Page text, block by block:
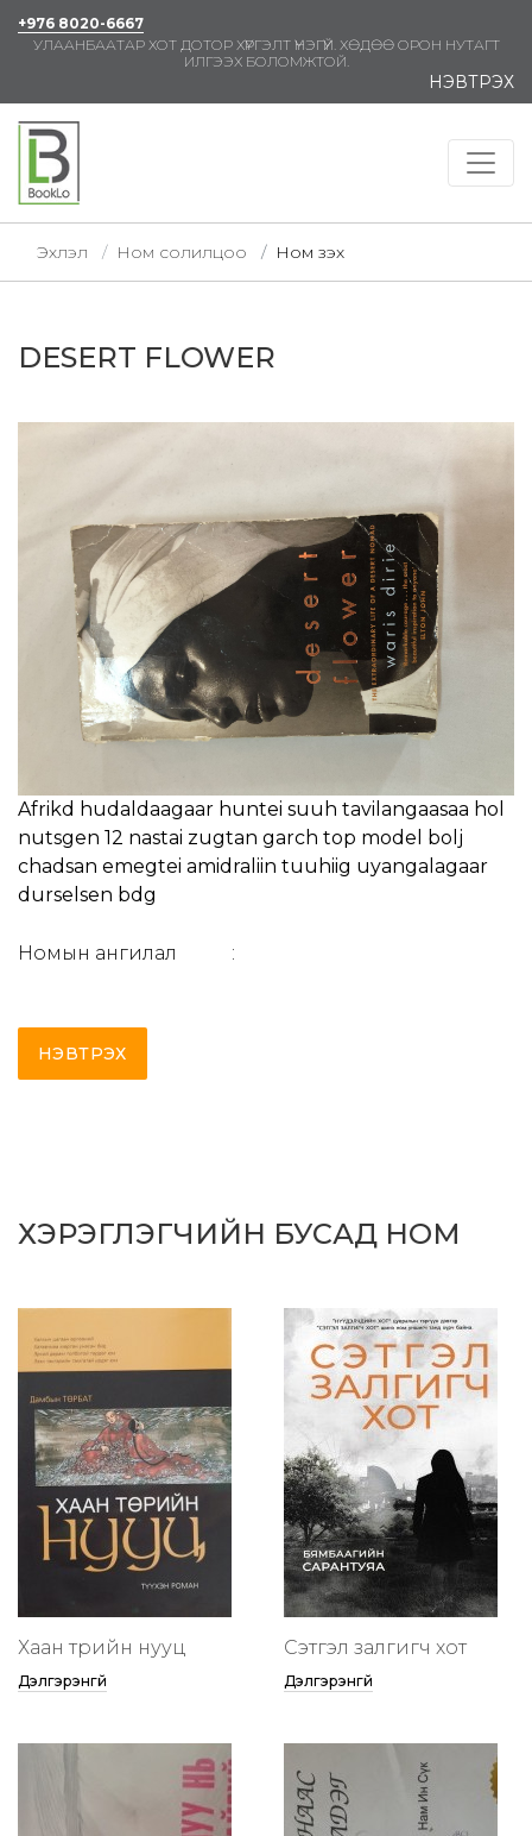
+976 8020-6667
УЛААНБААТАР ХОТ ДОТОР ХҮРГЭЛТ ҮНЭГҮЙ. ХӨДӨӨ ОРОН НУТАГТ
ИЛГЭЭХ БОЛОМЖТОЙ.
НЭВТРЭХ
Эхлэл Ном солилцоо Ном үзэх
DESERT FLOWER
Afrikd hudaldaagaar huntei suuh tavilangaasaa hol
nutsgen 12 nastai zugtan garch top model bolj
chadsan emegtei amidraliin tuuhiig uyangalagaar
durselsen bdg
Номын ангилал :
НЭВТРЭХ
ХЭРЭГЛЭГЧИЙН БУСАД НОМ
Хаан төрийн нууц
Дэлгэрэнгүй
Сэтгэл залгигч хот
Дэлгэрэнгүй